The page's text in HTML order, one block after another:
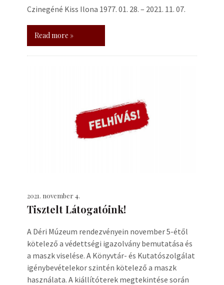
Czinegéné Kiss Ilona 1977. 01. 28. – 2021. 11. 07.
Read more »
2021. november 4.
Tisztelt Látogatóink!
A Déri Múzeum rendezvényein november 5-étől
kötelező a védettségi igazolvány bemutatása és
a maszk viselése. A Könyvtár- és Kutatószolgálat
igénybevételekor szintén kötelező a maszk
használata. A kiállítóterek megtekintése során